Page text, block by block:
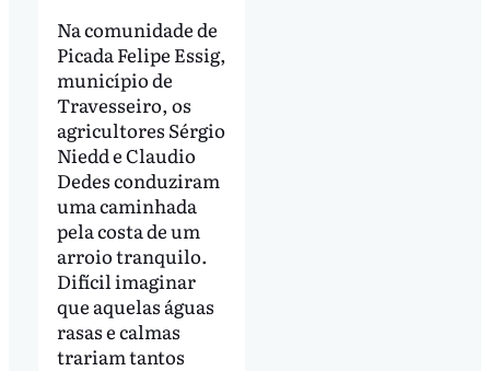
Na comunidade de
Picada Felipe Essig,
município de
Travesseiro, os
agricultores Sérgio
Niedd e Claudio
Dedes conduziram
uma caminhada
pela costa de um
arroio tranquilo.
Difícil imaginar
que aquelas águas
rasas e calmas
trariam tantos